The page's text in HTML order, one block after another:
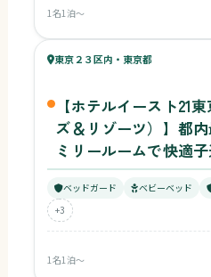
1名1泊〜
67ベビー
66キッズ
東京２３区内・東京都
【ホテルイースト21
ズ＆リゾーツ）】都
ミリールームで快適
ベッドガード ベビーベッド
+3
1名1泊〜
61キッズ